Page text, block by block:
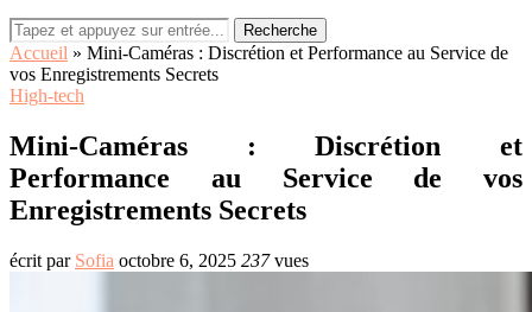
Recherche
Accueil » Mini-Caméras : Discrétion et Performance au Service de
vos Enregistrements Secrets
High-tech
Mini-Caméras : Discrétion et
Performance au Service de vos
Enregistrements Secrets
écrit par Sofia octobre 6, 2025 237vues